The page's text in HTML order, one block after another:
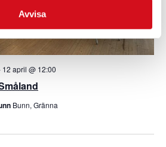
Avvisa
12 april @ 12:00
Bunn, Gränna